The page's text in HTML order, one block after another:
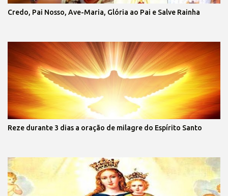
Credo, Pai Nosso, Ave-Maria, Glória ao Pai e Salve Rainha
Reze durante 3 dias a oração de milagre do Espírito Santo